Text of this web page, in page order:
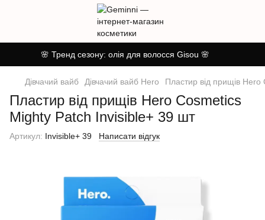
🌸 Тренд сезону: олія для волосся Gisou 🌸
Дівчачий вайб Дівчачий вайб Hero Пластир від прищів
Пластир від прищів Hero Cosmetics
Mighty Patch Invisible+ 39 шт
Артикул: Invisible+ 39 Написати відгук